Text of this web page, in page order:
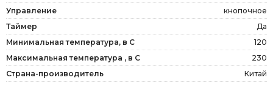
Управление
кнопочное
Таймер
Да
Минимальная температура, в С
120
Максимальная температура , в С
230
Страна-производитель
Китай